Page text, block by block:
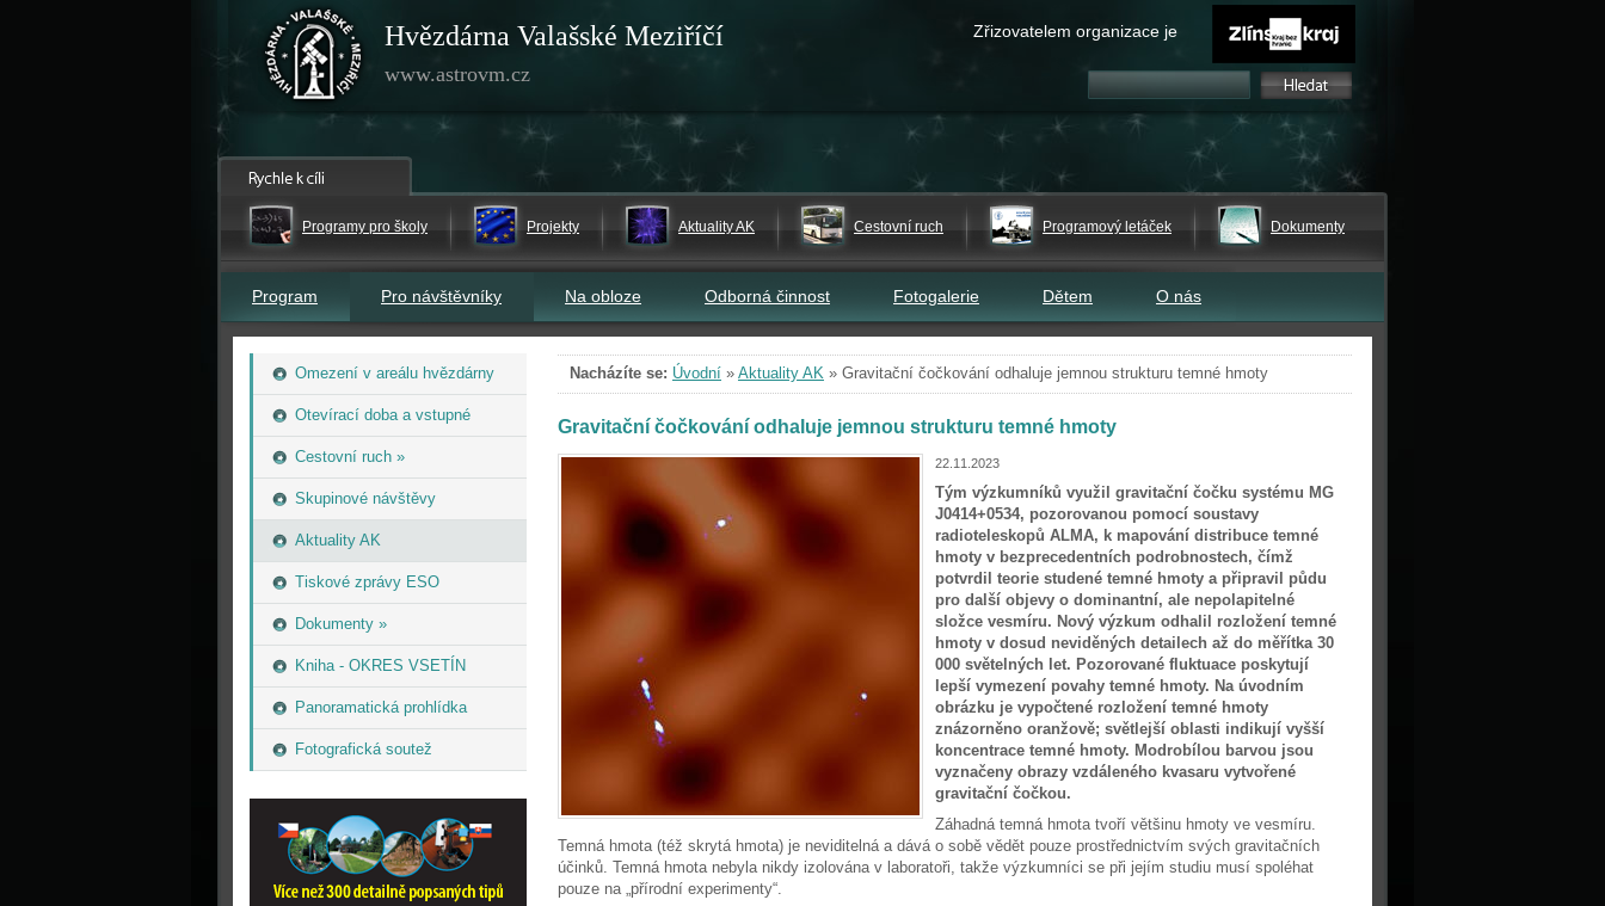
Hvězdárna Valašské Meziříčí
www.astrovm.cz
Zřizovatelem organizace je
Programy pro školy Projekty Aktuality AK Cestovní ruch Programový letáček Dokumenty
Program Pro návštěvníky Na obloze Odborná činnost Fotogalerie Dětem O nás
Omezení v areálu hvězdárny
Otevírací doba a vstupné
Cestovní ruch »
Skupinové návštěvy
Aktuality AK
Tiskové zprávy ESO
Dokumenty »
Kniha - OKRES VSETÍN
Panoramatická prohlídka
Fotografická soutež
Nacházíte se: Úvodní » Aktuality AK » Gravitační čočkování odhaluje jemnou strukturu temné hmoty
Gravitační čočkování odhaluje jemnou strukturu temné hmoty
22.11.2023
Tým výzkumníků využil gravitační čočku systému MG
J0414+0534, pozorovanou pomocí soustavy
radioteleskopů ALMA, k mapování distribuce temné
hmoty v bezprecedentních podrobnostech, čímž
potvrdil teorie studené temné hmoty a připravil půdu
pro další objevy o dominantní, ale nepolapitelné
složce vesmíru. Nový výzkum odhalil rozložení temné
hmoty v dosud neviděných detailech až do měřítka 30
000 světelných let. Pozorované fluktuace poskytují
lepší vymezení povahy temné hmoty. Na úvodním
obrázku je vypočtené rozložení temné hmoty
znázorněno oranžově; světlejší oblasti indikují vyšší
koncentrace temné hmoty. Modrobílou barvou jsou
vyznačeny obrazy vzdáleného kvasaru vytvořené
gravitační čočkou.
Záhadná temná hmota tvoří většinu hmoty ve vesmíru.
Temná hmota (též skrytá hmota) je neviditelná a dává o sobě vědět pouze prostřednictvím svých gravitačních
účinků. Temná hmota nebyla nikdy izolována v laboratoři, takže výzkumníci se při jejím studiu musí spoléhat
pouze na „přírodní experimenty“.